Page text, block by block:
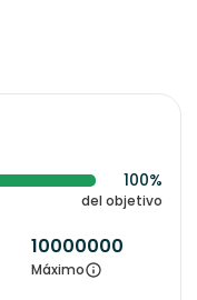
100%
del objetivo
10000000
Máximo